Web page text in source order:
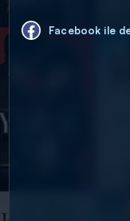
Facebook ile